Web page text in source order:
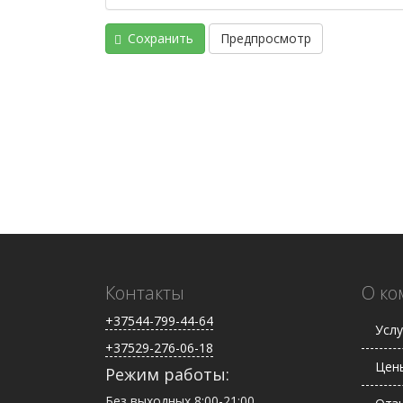
Сохранить Предпросмотр
Контакты
+37544-799-44-64
+37529-276-06-18
Режим работы:
О